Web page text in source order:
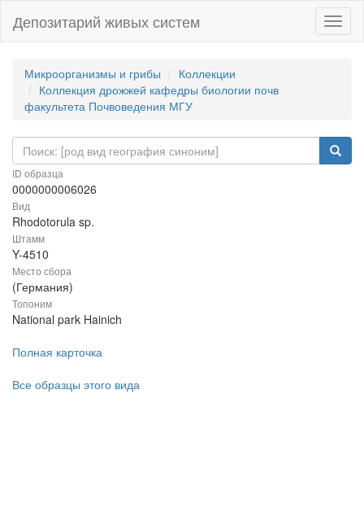
Депозитарий живых систем
Микроорганизмы и грибы
Коллекции
Коллекция дрожжей кафедры биологии почв
факультета Почвоведения МГУ
ID образца
0000000006026
Вид
Rhodotorula sp.
Штамм
Y-4510
Место сбора
(Германия)
Топоним
National park Hainich
Полная карточка
Все образцы этого вида